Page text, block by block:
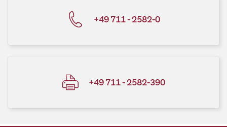
+49 711 - 2582-0
+49 711 - 2582-390